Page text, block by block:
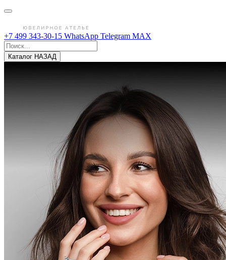
+7 499 343-30-15 WhatsApp Telegram MAX
Каталог НАЗАД